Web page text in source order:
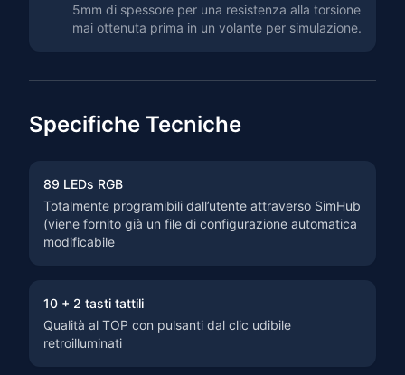
5mm di spessore per una resistenza alla torsione
mai ottenuta prima in un volante per simulazione.
Specifiche Tecniche
89 LEDs RGB
Totalmente programibili dall’utente attraverso SimHub
(viene fornito già un file di configurazione automatica
modificabile
10 + 2 tasti tattili
Qualità al TOP con pulsanti dal clic udibile
retroilluminati